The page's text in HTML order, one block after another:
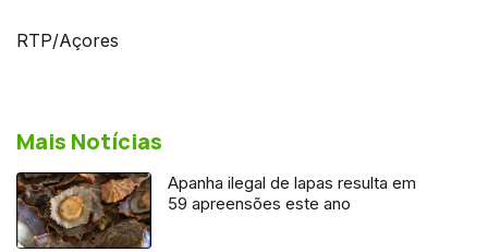
RTP/Açores
Mais Notícias
Apanha ilegal de lapas resulta em
59 apreensões este ano